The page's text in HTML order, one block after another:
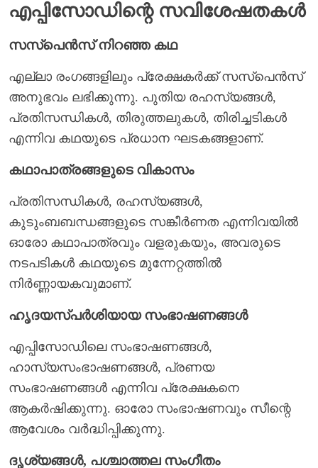
എപ്പിസോഡിന്റെ സവിശേഷതകൾ
സസ്പെൻസ് നിറഞ്ഞ കഥ
എല്ലാ രംഗങ്ങളിലും പ്രേക്ഷകർക്ക് സസ്പെൻസ്
അനുഭവം ലഭിക്കുന്നു. പുതിയ രഹസ്യങ്ങൾ,
പ്രതിസന്ധികൾ, തിരുത്തലുകൾ, തിരിച്ചടികൾ
എന്നിവ കഥയുടെ പ്രധാന ഘടകങ്ങളാണ്.
കഥാപാത്രങ്ങളുടെ വികാസം
പ്രതിസന്ധികൾ, രഹസ്യങ്ങൾ,
കുടുംബബന്ധങ്ങളുടെ സങ്കീർണത എന്നിവയിൽ
ഓരോ കഥാപാത്രവും വളരുകയും, അവരുടെ
നടപടികൾ കഥയുടെ മുന്നേറ്റത്തിൽ
നിർണ്ണായകവുമാണ്.
ഹൃദയസ്പർശിയായ സംഭാഷണങ്ങൾ
എപ്പിസോഡിലെ സംഭാഷണങ്ങൾ,
ഹാസ്യസംഭാഷണങ്ങൾ, പ്രണയ
സംഭാഷണങ്ങൾ എന്നിവ പ്രേക്ഷകനെ
ആകർഷിക്കുന്നു. ഓരോ സംഭാഷണവും സീന്റെ
ആവേശം വർദ്ധിപ്പിക്കുന്നു.
ദൃശ്യങ്ങൾ, പശ്ചാത്തല സംഗീതം